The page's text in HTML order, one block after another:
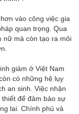
vào công việc gia
quan trọng. Qua
nữ mà còn tạo ra môi
giảm ở Việt Nam
có những hệ lụy
an sinh. Việc nhận
để đảm bảo sự
lai. Chính phủ và